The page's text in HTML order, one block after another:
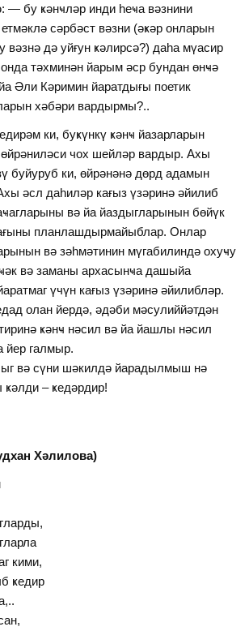
— бу ҝәнҹләр инди һеҹа вәзнини
сәрбәст вәзни (әҝәр онларын
вәзнә дә уйғун ҝәлирсә?) даһа мүасир
тәхминән йарым әср бундан өнҹә
Әли Кәримин йаратдығы поетик
хәбәри вардырмы?..
ки, буҝүнкү ҝәнҹ йазарларын
өйрәниләси чох шейләр вардыр. Ахы
буйуруб ки, өйрәнәнә дөрд адамын
әсл даһиләр кағыз үзәринә әйилиб
вә йа йаздыгларынын бөйүк
планлашдырмайыблар. Онлар
вә зәһмәтинин мүгабилиндә охуҹу
вә заманы архасынҹа дашыйа
үчүн кағыз үзәринә әйилибләр.
олан йердә, әдәби мәсулиййәтдән
ҝәнҹ нәсил вә йа йашлы нәсил
йер галмыр.
вә сүни шәкилдә йарадылмыш нә
– ҝедәрдир!
Хәлилова)
кими,
ҝедир